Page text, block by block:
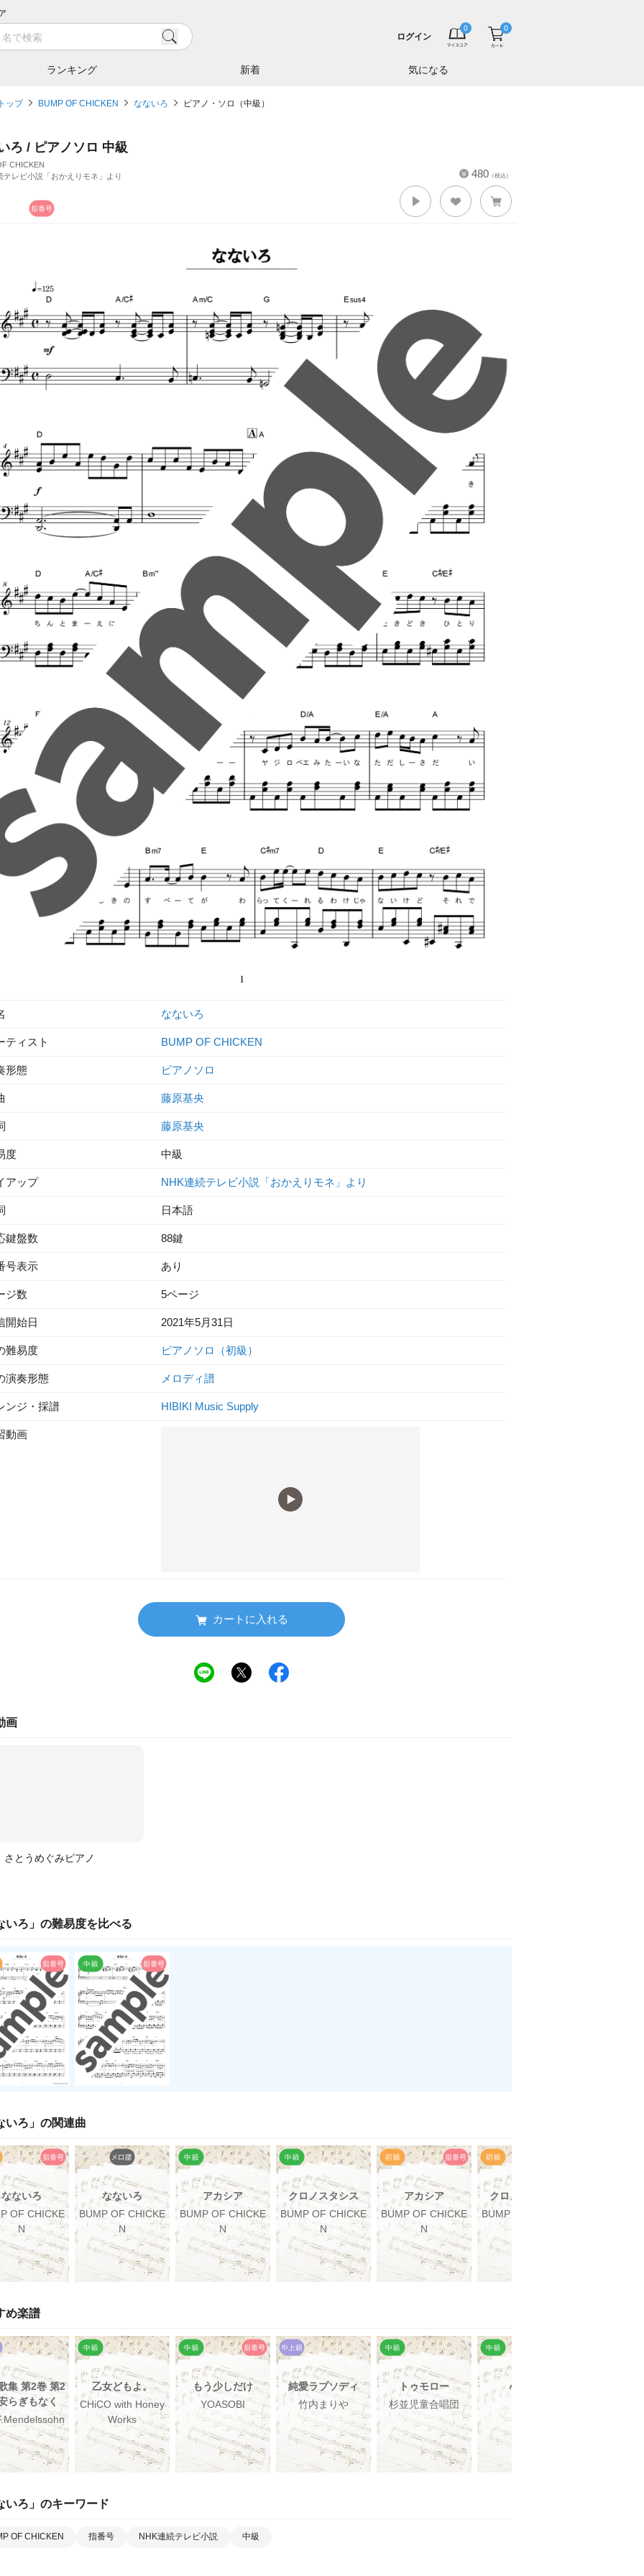
ランキング 新着 気になる
ログイン
ップ BUMP OF CHICKEN なないろ ピアノ・ソロ（中級）
ろ / ピアノソロ 中級
CHICKEN
テレビ小説「おかえりモネ」より
480 （税込）
なないろ
ティスト BUMP OF CHICKEN
形態 ピアノソロ
藤原基央
藤原基央
度 中級
アップ NHK連続テレビ小説「おかえりモネ」より
日本語
鍵盤数 88鍵
号表示 あり
ジ数 5ページ
開始日 2021年5月31日
難易度 ピアノソロ（初級）
演奏形態 メロディ譜
ンジ・採譜 HIBIKI Music Supply
動画
カートに入れる
画
さとうめぐみピアノ
いろ 」の難易度を比べる
いろ 」の関連曲
なないろ
OF CHICKE
N
なないろ
BUMP OF CHICKE
N
アカシア
BUMP OF CHICKE
N
クロノスタシス
BUMP OF CHICKE
N
アカシア
BUMP OF CHICKE
N
クロノスタシス
BUMP OF CHICKE
め楽譜
集 第2巻 第2
らぎもなく
乙女どもよ。
CHiCO with Honey
Works
もう少しだけ
YOASOBI
純愛ラプソディ
竹内まりや
トゥモロー
杉並児童合唱団
心予報
いろ 」のキーワード
OF CHICKEN 指番号 NHK連続テレビ小説 中級